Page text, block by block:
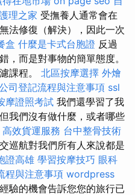
理之家 受撫養人通常會在
法修復（解決），因此一次
盒 什麼是卡式台胞證 反過
，而是對事物的簡單態度。
課程。 北區按摩選擇 外燴
司登記流程與注意事項 ssl
摩證照考試 我們還學習了我
我們沒有做什麼，或者哪些
高效貨運服務 台中整骨技術
巡航對我們所有人來說都是
證高雄 學習按摩技巧 眼科
程與注意事項 wordpress
驗的機會告訴您您的旅行已